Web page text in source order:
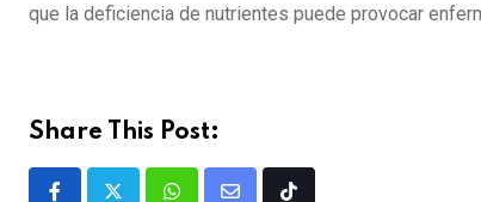
que la deficiencia de nutrientes puede provocar
Share This Post: